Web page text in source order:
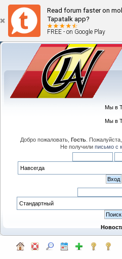
Read forum faster on
Tapatalk app?
FREE - on Google Play
Мы в
Мы в
Добро пожаловать, Гость. Пожалуйста,
Не получили письмо с